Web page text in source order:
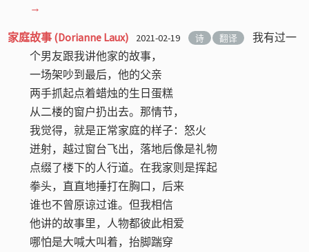
→
家庭故事 (Dorianne Laux) 2021-02-19 诗 翻译
我有过一
个男友跟我讲他家的故事，
一场架吵到最后，他的父亲
两手抓起点着蜡烛的生日蛋糕
从二楼的窗户扔出去。那情节，
我觉得，就是正常家庭的样子：怒火
迸射，越过窗台飞出，落地后像是礼物
点缀了楼下的人行道。在我家则是挥起
拳头，直直地捶打在胸口，后来
谁也不曾原谅过谁。但我相信
他讲的故事里，人物都彼此相爱
哪怕是大喊大叫着，抬脚踹穿